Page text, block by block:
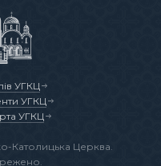
УГКЦ
УГКЦ
УГКЦ
Католицька Церква.